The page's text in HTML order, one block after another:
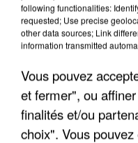
APRÈS TOUTES CES
DE FAUNE SAUVAGE
following functionalities:
requested; Use precise
other data sources; Link
information transmitted
Vous pouvez
et fermer", ou
finalités et/ou
choix". Vous